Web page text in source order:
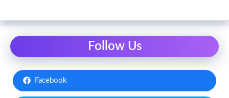
Follow Us
Facebook